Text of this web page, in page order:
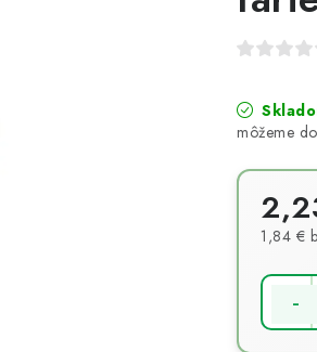
1,84 €